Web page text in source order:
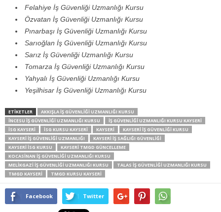
Felahiye İş Güvenliği Uzmanlığı Kursu
Özvatan İş Güvenliği Uzmanlığı Kursu
Pınarbaşı İş Güvenliği Uzmanlığı Kursu
Sarıoğlan İş Güvenliği Uzmanlığı Kursu
Sarız İş Güvenliği Uzmanlığı Kursu
Tomarza İş Güvenliği Uzmanlığı Kursu
Yahyalı İş Güvenliği Uzmanlığı Kursu
Yeşilhisar İş Güvenliği Uzmanlığı Kursu
ETİKETLER
AKKIŞLA İŞ GÜVENLIĞI UZMANLIĞI KURSU
İNCESU İŞ GÜVENLIĞI UZMANLIĞI KURSU
İŞ GÜVENLIĞI UZMANLIĞI KURSU KAYSERI
İSG KAYSERI
İSG KURSU KAYSERI KAYSERI
KAYSERI IŞ GÜVENLIĞI KURSU
KAYSERI IŞ GÜVENLIĞI UZMANLIĞI
KAYSERI IŞ SAĞLIĞI GÜVENLIĞI
KAYSERI İSG KURSU
KAYSERI TMGD GÜNCELLEME
KOCASINAN İŞ GÜVENLIĞI UZMANLIĞI KURSU
MELIKGAZI İŞ GÜVENLIĞI UZMANLIĞI KURSU
TALAS İŞ GÜVENLIĞI UZMANLIĞI KURSU
TMGD KAYSERI
TMGD KURSU KAYSERI
Facebook Twitter